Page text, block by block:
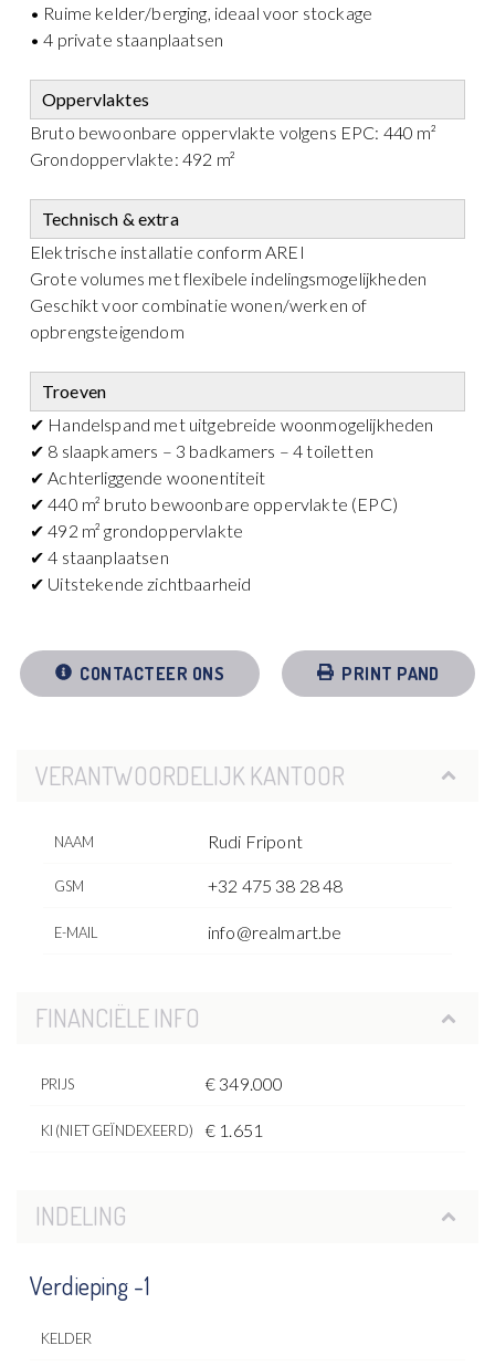
• Ruime kelder/berging, ideaal voor stockage
• 4 private staanplaatsen
Oppervlaktes
Bruto bewoonbare oppervlakte volgens EPC: 440 m²
Grondoppervlakte: 492 m²
Technisch & extra
Elektrische installatie conform AREI
Grote volumes met flexibele indelingsmogelijkheden
Geschikt voor combinatie wonen/werken of
opbrengsteigendom
Troeven
✔ Handelspand met uitgebreide woonmogelijkheden
✔ 8 slaapkamers – 3 badkamers – 4 toiletten
✔ Achterliggende woonentiteit
✔ 440 m² bruto bewoonbare oppervlakte (EPC)
✔ 492 m² grondoppervlakte
✔ 4 staanplaatsen
✔ Uitstekende zichtbaarheid
CONTACTEER ONS PRINT PAND
VERANTWOORDELIJK KANTOOR
NAAM Rudi Fripont
GSM +32 475 38 28 48
E-MAIL info@realmart.be
FINANCIËLE INFO
PRIJS € 349.000
KI (NIET GEÏNDEXEERD) € 1.651
INDELING
Verdieping -1
KELDER